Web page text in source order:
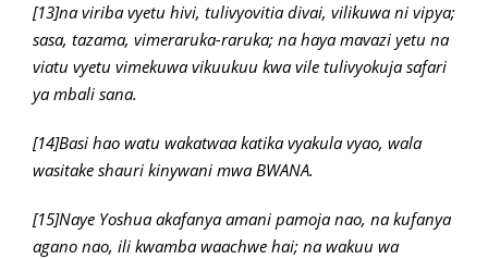
[13]na viriba vyetu hivi, tulivyovitia divai, vilikuwa ni vipya;
sasa, tazama, vimeraruka-raruka; na haya mavazi yetu na
viatu vyetu vimekuwa vikuukuu kwa vile tulivyokuja safari
ya mbali sana.
[14]Basi hao watu wakatwaa katika vyakula vyao, wala
wasitake shauri kinywani mwa BWANA.
[15]Naye Yoshua akafanya amani pamoja nao, na kufanya
agano nao, ili kwamba waachwe hai; na wakuu wa